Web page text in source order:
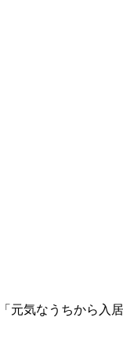
元気なうちから入